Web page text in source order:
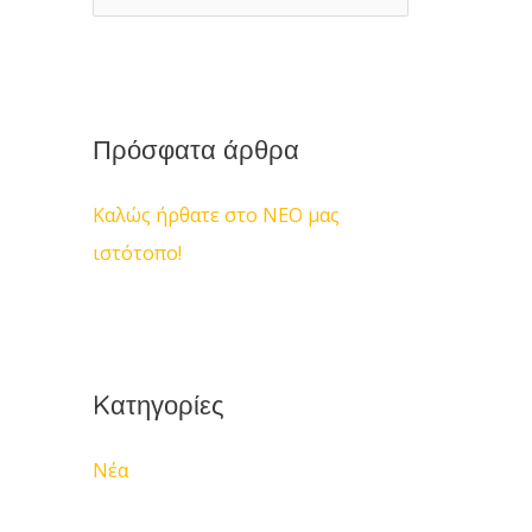
ή
η
σ
α
Πρόσφατα άρθρα
Καλώς ήρθατε στο ΝΕΟ μας
ιστότοπο!
Kατηγορίες
Νέα